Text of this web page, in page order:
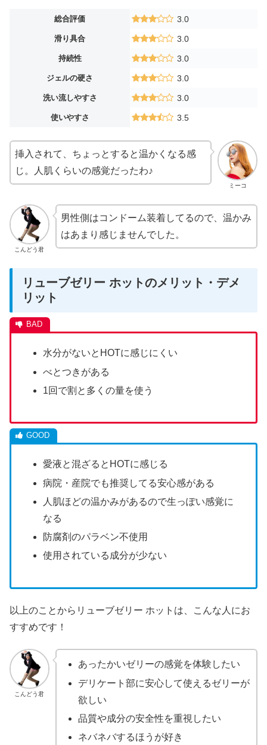
総合評価 3.0
滑り具合 3.0
持続性 3.0
ジェルの硬さ 3.0
洗い流しやすさ 3.0
使いやすさ 3.5
ミーコ
挿入されて、ちょっとすると温かくなる感
じ。人肌くらいの感覚だったわ♪
こんどう君
男性側はコンドーム装着してるので、温かみ
はあまり感じませんでした。
リューブゼリー ホットのメリット・デメ
リット
水分がないとHOTに感じにくい
べとつきがある
1回で割と多くの量を使う
愛液と混ざるとHOTに感じる
病院・産院でも推奨してる安心感がある
人肌ほどの温かみがあるので生っぽい感覚に
なる
防腐剤のパラベン不使用
使用されている成分が少ない
以上のことからリューブゼリー ホットは、こんな人にお
すすめです！
こんどう君
あったかいゼリーの感覚を体験したい
デリケート部に安心して使えるゼリーが
欲しい
品質や成分の安全性を重視したい
ネバネバするほうが好き